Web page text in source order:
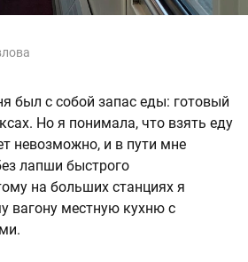
был с собой запас еды: готовый
Но я понимала, что взять еду
невозможно, и в пути мне
лапши быстрого
на больших станциях я
вагону местную кухню с